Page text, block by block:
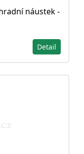
náustek -
Detail